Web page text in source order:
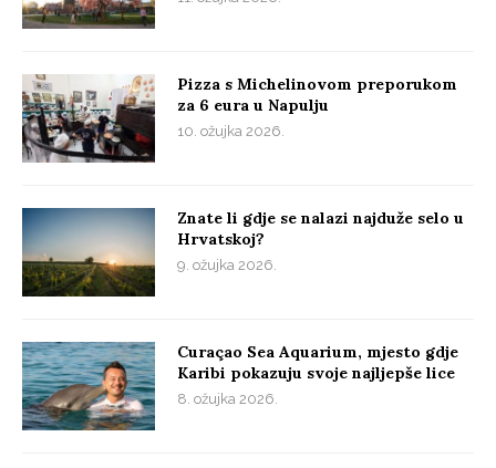
Pizza s Michelinovom preporukom
za 6 eura u Napulju
10. ožujka 2026.
Znate li gdje se nalazi najduže selo u
Hrvatskoj?
9. ožujka 2026.
Curaçao Sea Aquarium, mjesto gdje
Karibi pokazuju svoje najljepše lice
8. ožujka 2026.